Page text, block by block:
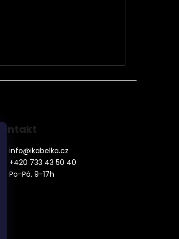
Kontakt
info@ikabelka.cz
+420 733 43 50 40
Po-Pá, 9-17h